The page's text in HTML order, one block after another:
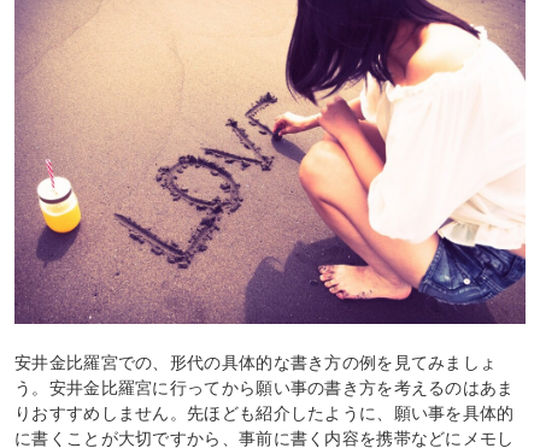
安井金比羅宮での、形代の具体的な書き方の例を見てみましょ
う。安井金比羅宮に行ってから願い事の書き方を考えるのはあま
りおすすめしません。先ほども紹介したように、願い事を具体的
に書くことが大切ですから、事前に書く内容を携帯などにメモし